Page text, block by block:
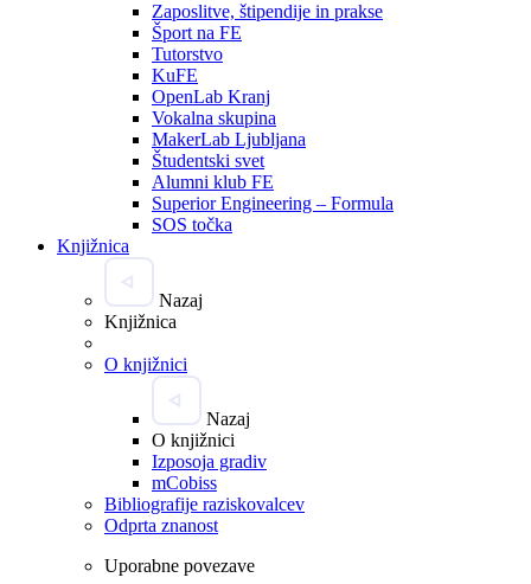
Zaposlitve, štipendije in prakse
Šport na FE
Tutorstvo
KuFE
OpenLab Kranj
Vokalna skupina
MakerLab Ljubljana
Študentski svet
Alumni klub FE
Superior Engineering – Formula
SOS točka
Knjižnica
Nazaj
Knjižnica
O knjižnici
Nazaj
O knjižnici
Izposoja gradiv
mCobiss
Bibliografije raziskovalcev
Odprta znanost
Uporabne povezave